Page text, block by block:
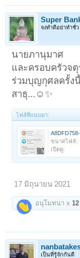
Super
จงทำดีอย่าทำชั่ว
นายภานุมาศ
และครอบครัวจ
ร่วมบุญกุศลครั้ง
สาธุ...☺️✨
ไฟล์ที่แนบมา:
ขนาดไฟล์:
เปิดดู:
17 มิถุนายน 2021
อนุโมทนา x12
เป็นที่รู้จักกันดี
2 3 4 5 6